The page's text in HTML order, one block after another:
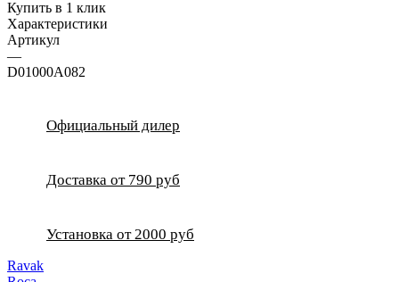
Купить в 1 клик
Характеристики
Артикул
—
D01000A082
Официальный дилер
Доставка от 790 руб
Установка от 2000 руб
Ravak